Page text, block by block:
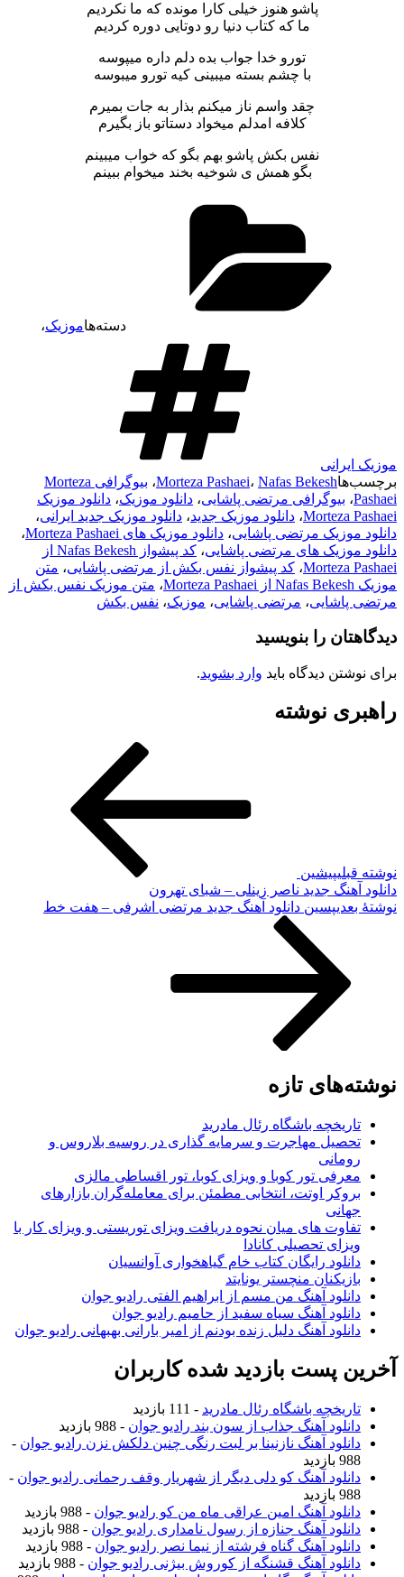
پاشو هنوز خیلی کارا مونده که ما نکردیم
ما که کتاب دنیا رو دوتایی دوره کردیم
تورو خدا جواب بده دلم داره میپوسه
با چشم بسته میبینی کیه تورو میبوسه
چقد واسم ناز میکنم بذار به جات بمیرم
کلافه امدلم میخواد دستاتو باز بگیرم
نفس بکش پاشو بهم بگو که خواب میبینم
بگو همش ی شوخیه بخند میخوام ببینم
دسته‌هاموزیک،
موزیک ایرانی
برچسب‌ها
Morteza Pashaei، Nafas Bekesh ،
بیوگرافی Morteza
Pashaei، بیوگرافی مرتضی پاشایی، دانلود موزیک، دانلود موزیک
Morteza Pashaei، دانلود موزیک جدید، دانلود موزیک جدید ایرانی،
دانلود موزیک مرتضی پاشایی، دانلود موزیک های Morteza Pashaei
،
دانلود موزیک های مرتضی پاشایی،
کد پیشواز Nafas Bekesh از
Morteza Pashaei، کد پیشواز نفس بکش از مرتضی پاشایی، متن
موزیک Nafas Bekesh از Morteza Pashaei
، متن موزیک نفس بکش از
مرتضی پاشایی، مرتضی پاشایی، موزیک، نفس بکش
دیدگاهتان را بنویسید
برای نوشتن دیدگاه باید وارد بشوید.
راهبری نوشته
نوشته قبلیپیشین
دانلود آهنگ جدید ناصر زینلی – شبای تهرون
نوشته‌ٔ بعدیپسین دانلود آهنگ جدید مرتضی اشرفی – هفت خط
نوشته‌های تازه
تاریخچه باشگاه رئال مادرید
تحصیل مهاجرت و سرمایه گذاری در روسیه بلاروس و
رومانی
معرفی تور کوبا و ویزای کوبا، تور اقساطی مالزی
بروکر اوتت، انتخابی مطمئن برای معامله‌گران بازارهای
جهانی
تفاوت های میان نحوه دریافت ویزای توریستی و ویزای کار با
ویزای تحصیلی کانادا
دانلود رایگان کتاب خام گیاهخواری آوانسیان
بازیکنان منچستر یونایتد
دانلود آهنگ من مسم از ابراهیم الفتی رادیو جوان
دانلود آهنگ سیاه سفید از حامیم رادیو جوان
دانلود آهنگ دلیل زنده بودنم از امیر بارانی بهبهانی رادیو جوان
آخرین پست بازدید شده کاربران
تاریخچه باشگاه رئال مادرید - 111 بازدید
دانلود آهنگ جذاب از سون بند رادیو جوان - 988 بازدید
دانلود آهنگ نازنینا بر لبت رنگی چنین دلکش نزن رادیو جوان -
988 بازدید
دانلود آهنگ کو دلی دیگر از شهریار وقف رحمانی رادیو جوان -
988 بازدید
دانلود آهنگ امین عراقی ماه من کو رادیو جوان - 988 بازدید
دانلود آهنگ جنازه از رسول نامداری رادیو جوان - 988 بازدید
دانلود آهنگ گناه فرشته از نیما نصر رادیو جوان - 988 بازدید
دانلود آهنگ قشنگه از کوروش بیژنی رادیو جوان - 988 بازدید